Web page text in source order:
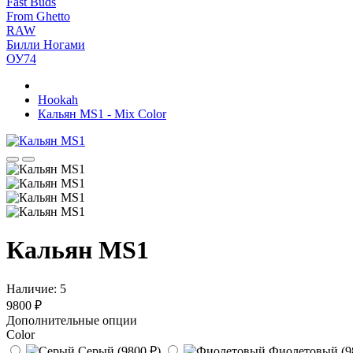
From Ghetto
RAW
Билли Ногами
ОУ74
Hookah
Кальян MS1 - Mix Color
Кальян MS1
Наличие: 5
9800 ₽
Дополнительные опции
Color